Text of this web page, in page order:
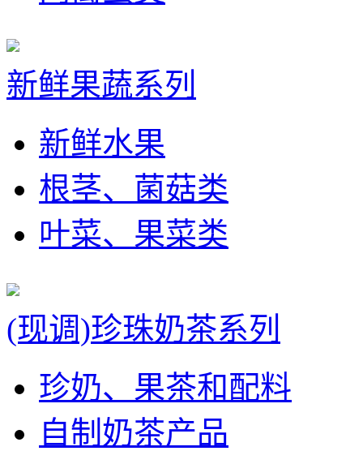
新鲜果蔬系列
新鲜水果
根茎、菌菇类
叶菜、果菜类
(现调)珍珠奶茶系列
珍奶、果茶和配料
自制奶茶产品